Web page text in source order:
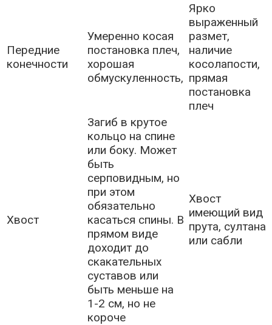
Передние
конечности
Умеренно косая
постановка плеч,
хорошая
обмускуленность,
Ярко
выраженный
размет,
наличие
косолапости,
прямая
постановка
плеч
Хвост
Загиб в крутое
кольцо на спине
или боку. Может
быть
серповидным, но
при этом
обязательно
касаться спины. В
прямом виде
доходит до
скакательных
суставов или
быть меньше на
1-2 см, но не
короче
Хвост
имеющий вид
прута, султана
или сабли